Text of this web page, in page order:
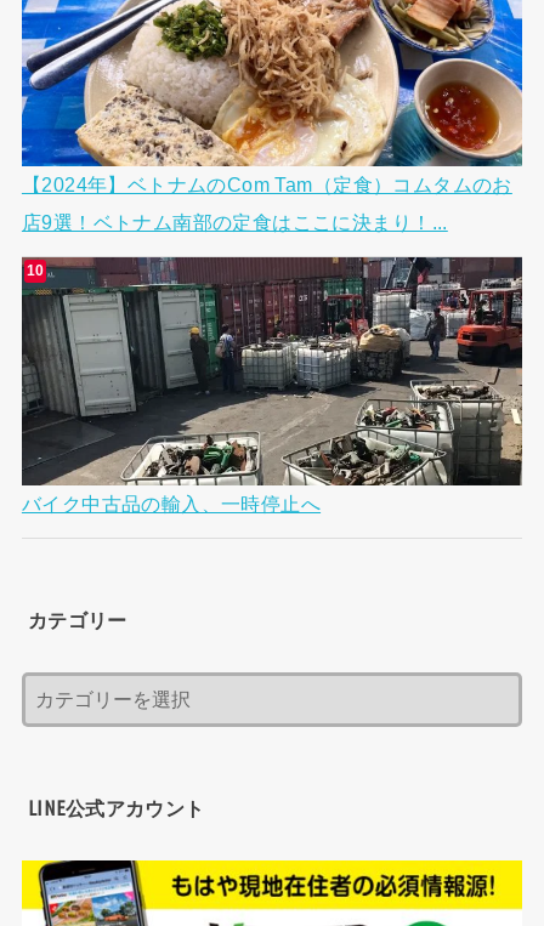
【2024年】ベトナムのCom Tam（定食）コムタムのお
店9選！ベトナム南部の定食はここに決まり！...
バイク中古品の輸入、一時停止へ
カテゴリー
LINE公式アカウント